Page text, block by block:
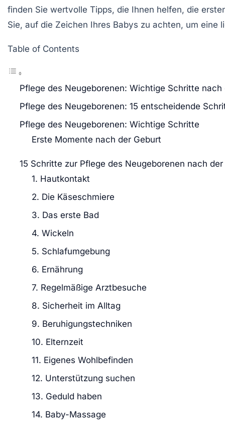
finden Sie wertvolle Tipps, die Ihnen helfen, die
Sie, auf die Zeichen Ihres Babys zu achten, um eine
Table of Contents
Pflege des Neugeborenen: Wichtige Schritte nach
Pflege des Neugeborenen: 15 entscheidende
Pflege des Neugeborenen: Wichtige Schritte
Erste Momente nach der Geburt
15 Schritte zur Pflege des Neugeborenen nach
1. Hautkontakt
2. Die Käseschmiere
3. Das erste Bad
4. Wickeln
5. Schlafumgebung
6. Ernährung
7. Regelmäßige Arztbesuche
8. Sicherheit im Alltag
9. Beruhigungstechniken
10. Elternzeit
11. Eigenes Wohlbefinden
12. Unterstützung suchen
13. Geduld haben
14. Baby-Massage